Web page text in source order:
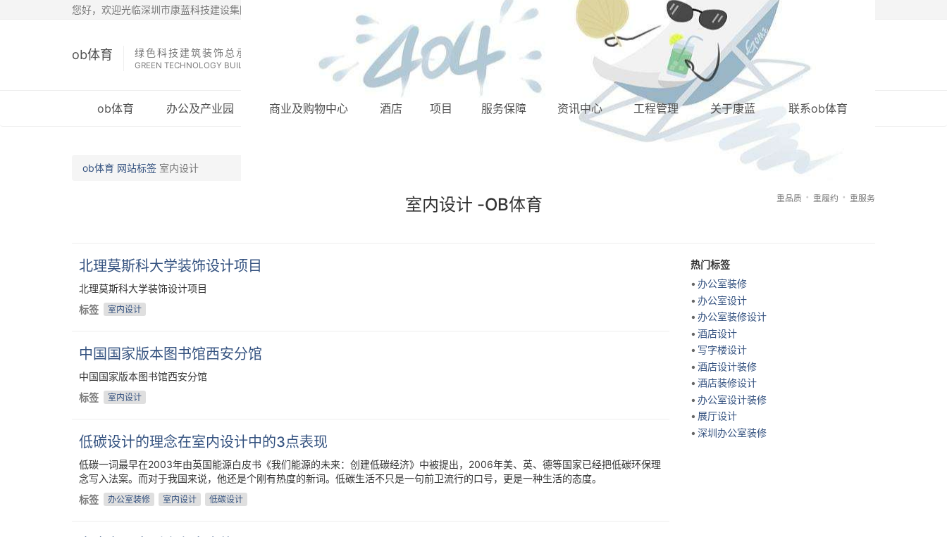
您好，欢迎光临深圳市康蓝科技建设集团有限公司 加盟康蓝
ob体育 绿色科技建筑装饰总承包商
GREEN TECHNOLOGY BUILDING DECORATION
重品质 重履约 重服务
ob体育 办公及产业园 商业及购物中心 酒店 项目 服务保障 资讯中心 工程管理 关于康蓝 联系ob体育
ob体育 网站标签 室内设计
室内设计 -OB体育
北理莫斯科大学装饰设计项目
北理莫斯科大学装饰设计项目
标签
室内设计
中国国家版本图书馆西安分馆
中国国家版本图书馆西安分馆
标签
室内设计
低碳设计的理念在室内设计中的3点表现
低碳一词最早在2003年由英国能源白皮书《我们能源的未来：创建低碳经济》中被提出，2006年美、英、德等国家已经把低碳环保理
念写入法案。而对于我国来说，他还是个刚有热度的新词。低碳生活不只是一句前卫流行的口号，更是一种生活的态度。
标签
办公室装修 室内设计 低碳设计
热门标签
办公室装修
办公室设计
办公室装修设计
酒店设计
写字楼设计
酒店设计装修
酒店装修设计
办公室设计装修
展厅设计
深圳办公室装修